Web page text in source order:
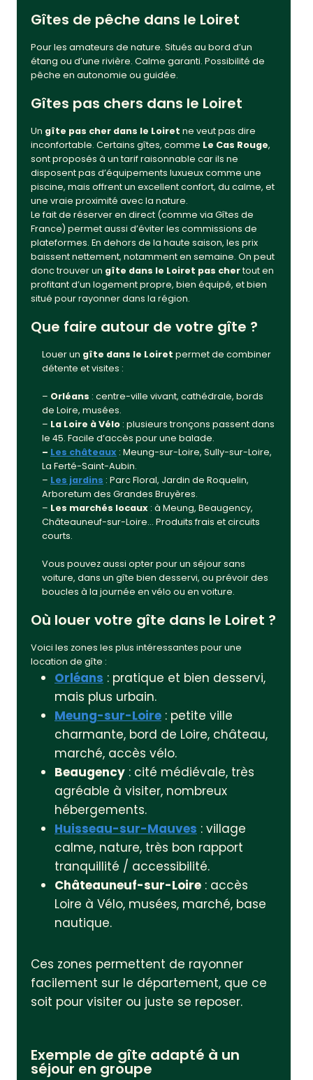
Gîtes de pêche dans le Loiret
Pour les amateurs de nature. Situés au bord d’un
étang ou d’une rivière. Calme garanti. Possibilité de
pêche en autonomie ou guidée.
Gîtes pas chers dans le Loiret
Un gîte pas cher dans le Loiret ne veut pas dire
inconfortable. Certains gîtes, comme Le Cas Rouge,
sont proposés à un tarif raisonnable car ils ne
disposent pas d’équipements luxueux comme une
piscine, mais offrent un excellent confort, du calme, et
une vraie proximité avec la nature.
Le fait de réserver en direct (comme via Gîtes de
France) permet aussi d’éviter les commissions de
plateformes. En dehors de la haute saison, les prix
baissent nettement, notamment en semaine. On peut
donc trouver un gîte dans le Loiret pas chertout en
profitant d’un logement propre, bien équipé, et bien
situé pour rayonner dans la région.
Que faire autour de votre gîte ?
Louer un gîte dans le Loiret permet de combiner
détente et visites :
– Orléans : centre-ville vivant, cathédrale, bords
de Loire, musées.
– La Loire à Vélo : plusieurs tronçons passent dans
le 45. Facile d’accès pour une balade.
– Les châteaux : Meung-sur-Loire, Sully-sur-Loire,
La Ferté-Saint-Aubin.
– Les jardins : Parc Floral, Jardin de Roquelin,
Arboretum des Grandes Bruyères.
– Les marchés locaux : à Meung, Beaugency,
Châteauneuf-sur-Loire… Produits frais et circuits
courts.
Vous pouvez aussi opter pour un séjour sans
voiture, dans un gîte bien desservi, ou prévoir des
boucles à la journée en vélo ou en voiture.
Où louer votre gîte dans le Loiret ?
Voici les zones les plus intéressantes pour une
location de gîte :
Orléans : pratique et bien desservi,
mais plus urbain.
Meung-sur-Loire : petite ville
charmante, bord de Loire, château,
marché, accès vélo.
Beaugency : cité médiévale, très
agréable à visiter, nombreux
hébergements.
Huisseau-sur-Mauves : village
calme, nature, très bon rapport
tranquillité / accessibilité.
Châteauneuf-sur-Loire : accès
Loire à Vélo, musées, marché, base
nautique.
Ces zones permettent de rayonner
facilement sur le département, que ce
soit pour visiter ou juste se reposer.
Exemple de gîte adapté à un
séjour en groupe